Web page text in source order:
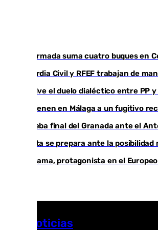
La Armada suma cuatro buques en
Guardia Civil y RFEF trabajan de
Vuelve el duelo dialéctico entre PP
Detienen en Málaga a un fugitivo
Prueba final del Granada ante el
Ceuta se prepara ante la
Cártama, protagonista en el
Más noticias